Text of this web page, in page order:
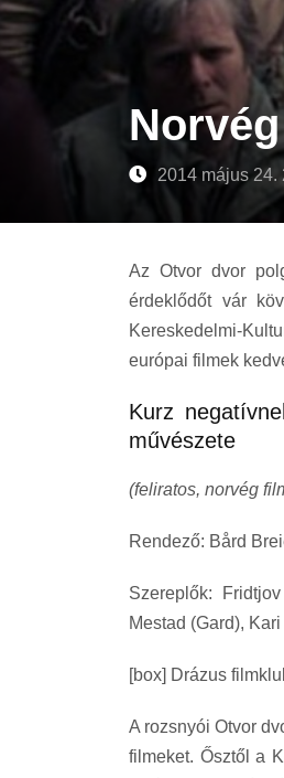
2014 május 24.
Az Otvor dvor
érdeklődőt vár
Kereskedelmi-
európai filmek
Kurz
művészete
(feliratos, norvég
Rendező: Bård
Szereplők:
Mestad (Gard),
[box] Drázus
A rozsnyói Otvor
filmeket. Ősztől a